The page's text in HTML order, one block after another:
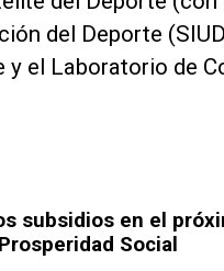
del Deporte
el Laboratorio de
subsidios en el
Social